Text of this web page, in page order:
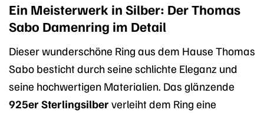
Ein Meisterwerk in Silber: Der Thomas
Sabo Damenring im Detail
Dieser wunderschöne Ring aus dem Hause Thomas
Sabo besticht durch seine schlichte Eleganz und
seine hochwertigen Materialien. Das glänzende
925er Sterlingsilber verleiht dem Ring eine